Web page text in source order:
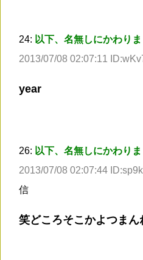
24: 以下、名無しにかわり
2013/07/08 02:07:11
year
26: 以下、名無しにかわり
2013/07/08 02:07:44
信
笑どころそこかよつまん